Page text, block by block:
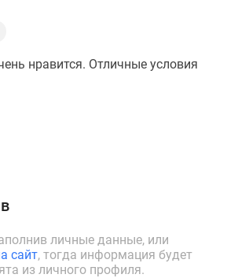
нравится. Отличные условия
личные данные, или
сайт, тогда информация будет
из личного профиля.